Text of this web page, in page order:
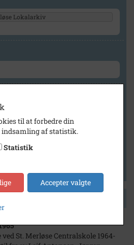
Lokalarkiv
St. Merløse Centralskole 1964-
til at forbedre din
indsamling af statistik.
Statistik
Accepter valgte